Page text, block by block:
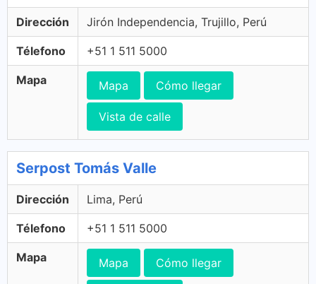
Dirección Jirón Independencia, Trujillo, Perú
Télefono +51 1 511 5000
Mapa Mapa Cómo llegar
Vista de calle
Serpost Tomás Valle
Dirección Lima, Perú
Télefono +51 1 511 5000
Mapa Mapa Cómo llegar